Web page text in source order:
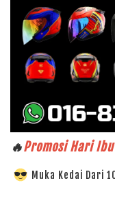
🔥Promosi Hari
Muka Kedai Dari